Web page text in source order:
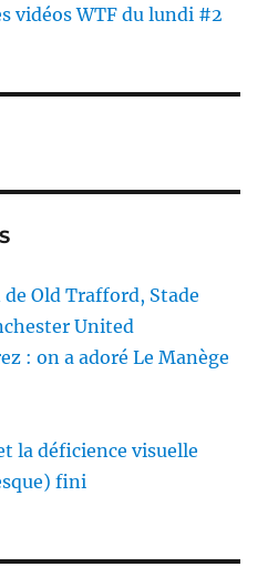
vidéos WTF du lundi #2
Old Trafford, Stade
United
: on a adoré Le Manège
la déficience visuelle
fini